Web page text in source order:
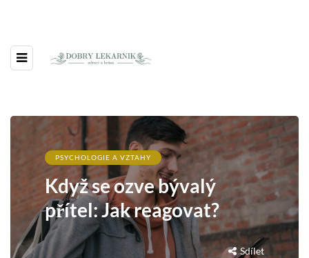
PSYCHOLOGIE A VZTAHY
Když se ozve bývalý
přítel: Jak reagovat?
Sdílet